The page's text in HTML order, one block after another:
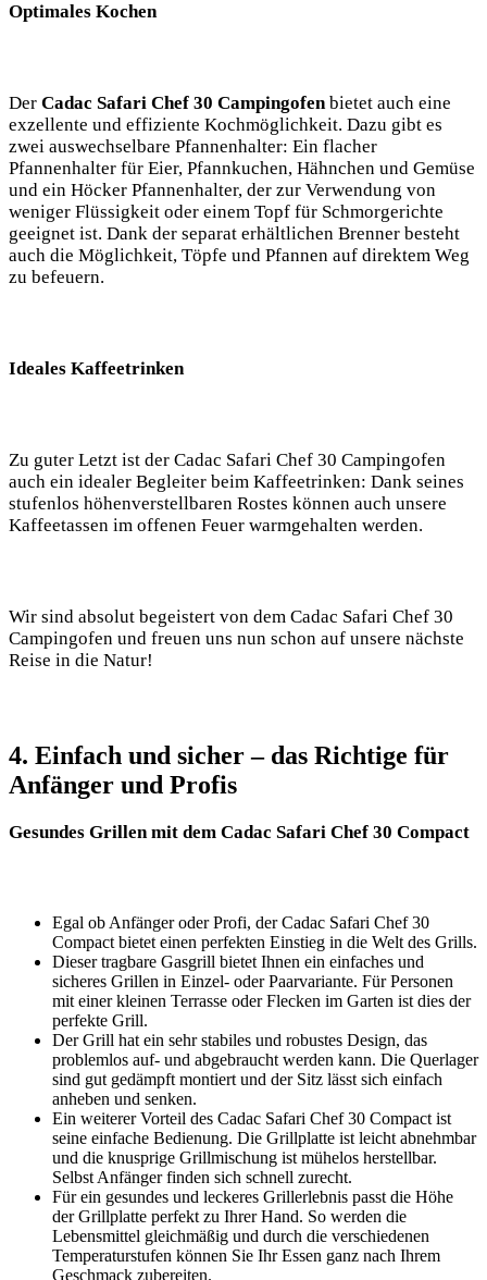
Optimales Kochen
Der Cadac Safari Chef 30 Campingofenbietet auch⁤ eine
exzellente und effiziente Kochmöglichkeit. Dazu gibt ‍es
zwei ⁢auswechselbare Pfannenhalter: Ein flacher
Pfannenhalter für Eier, Pfannkuchen, Hähnchen und‍ Gemüse
und ein Höcker Pfannenhalter, der zur Verwendung von
weniger Flüssigkeit oder einem Topf für Schmorgerichte
geeignet ist. Dank der separat erhältlichen Brenner besteht
auch die Möglichkeit, Töpfe und Pfannen​ auf direktem Weg
zu befeuern.
Ideales ⁢Kaffeetrinken
Zu guter Letzt ist der Cadac Safari Chef 30 Campingofen
auch ein idealer Begleiter beim Kaffeetrinken: Dank seines
stufenlos höhenverstellbaren⁢ Rostes können auch unsere
Kaffeetassen⁣ im offenen Feuer warmgehalten werden.
Wir sind absolut ‍begeistert von dem Cadac Safari Chef 30
Campingofen und freuen uns nun schon auf unsere nächste
Reise⁢ in die ​Natur!
4. Einfach und sicher – das Richtige ‌für
Anfänger und Profis
Gesundes‍ Grillen‍ mit dem Cadac Safari Chef 30 Compact
Egal ob Anfänger ⁣oder Profi, der Cadac⁢ Safari‌ Chef 30
Compact bietet einen perfekten Einstieg in die Welt⁣ des Grills.
Dieser tragbare Gasgrill bietet Ihnen ein einfaches und
sicheres Grillen in Einzel- oder Paarvariante.​ Für Personen
mit einer kleinen Terrasse⁣ oder Flecken im Garten ist dies der
perfekte Grill.
Der Grill hat ein sehr stabiles und robustes Design,‌ das
problemlos auf- und abgebraucht werden kann. Die Querlager
sind gut gedämpft ⁤montiert und der Sitz lässt sich einfach
anheben und senken.
Ein weiterer Vorteil des Cadac Safari Chef 30 Compact ist
seine einfache Bedienung. Die Grillplatte ist leicht abnehmbar
und die knusprige ‌Grillmischung ist mühelos herstellbar.
Selbst Anfänger‌ finden sich schnell zurecht.
Für ein gesundes und leckeres Grillerlebnis passt⁤ die ‍Höhe
der Grillplatte ‍perfekt zu Ihrer Hand. So werden die
Lebensmittel gleichmäßig und durch die verschiedenen
Temperaturstufen​ können Sie⁤ Ihr Essen ganz nach Ihrem
Geschmack zubereiten.